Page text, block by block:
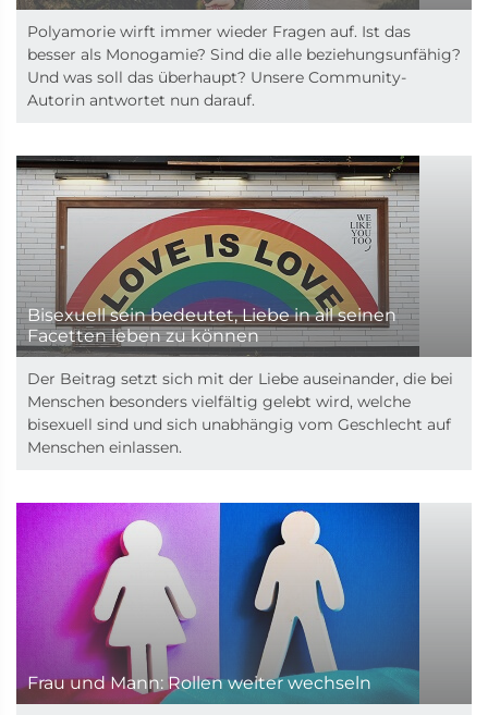
Polyamorie wirft immer wieder Fragen auf. Ist das
besser als Monogamie? Sind die alle beziehungsunfähig?
Und was soll das überhaupt? Unsere Community-
Autorin antwortet nun darauf.
Bisexuell sein bedeutet, Liebe in all seinen
Facetten leben zu können
Der Beitrag setzt sich mit der Liebe auseinander, die bei
Menschen besonders vielfältig gelebt wird, welche
bisexuell sind und sich unabhängig vom Geschlecht auf
Menschen einlassen.
Frau und Mann: Rollen weiter wechseln